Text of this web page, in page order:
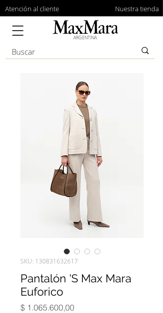
Atención al cliente Nuestra tienda
ARGENTINA
SKU: 130831632617
Pantalón 'S Max Mara
Euforico
$ 1.065.600,00Precio